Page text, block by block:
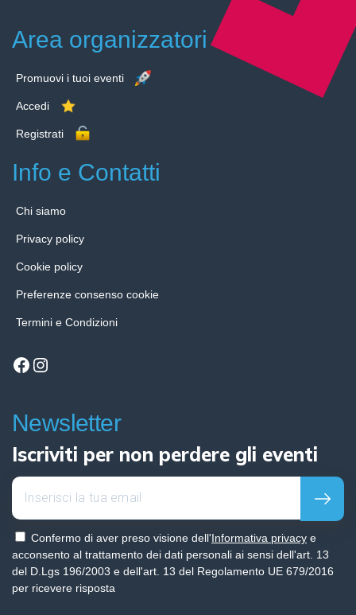
Area organizzatori
Promuovi i tuoi eventi
Accedi
Registrati
Info e Contatti
Chi siamo
Privacy policy
Cookie policy
Preferenze consenso cookie
Termini e Condizioni
Facebook
Instagram
Newsletter
Iscriviti per non perdere gli eventi
Confermo di aver preso visione dell'Informativa privacy e
acconsento al trattamento dei dati personali ai sensi dell'art. 13
del D.Lgs 196/2003 e dell'art. 13 del Regolamento UE 679/2016
per ricevere risposta